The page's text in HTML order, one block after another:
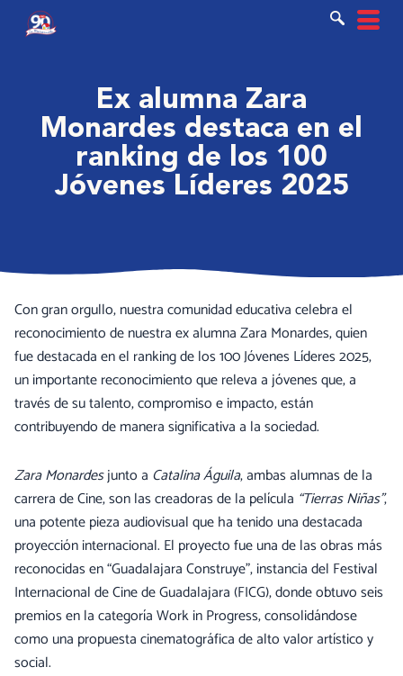
Ex alumna Zara
Monardes destaca en el
ranking de los 100
Jóvenes Líderes 2025
Con gran orgullo, nuestra comunidad educativa celebra el
reconocimiento de nuestra ex alumna Zara Monardes, quien
fue destacada en el ranking de los 100 Jóvenes Líderes 2025,
un importante reconocimiento que releva a jóvenes que, a
través de su talento, compromiso e impacto, están
contribuyendo de manera significativa a la sociedad.
Zara Monardesjunto a Catalina Águila, ambas alumnas de la
carrera de Cine, son las creadoras de la película “Tierras Niñas”,
una potente pieza audiovisual que ha tenido una destacada
proyección internacional. El proyecto fue una de las obras más
reconocidas en “Guadalajara Construye”, instancia del Festival
Internacional de Cine de Guadalajara (FICG), donde obtuvo seis
premios en la categoría Work in Progress, consolidándose
como una propuesta cinematográfica de alto valor artístico y
social.